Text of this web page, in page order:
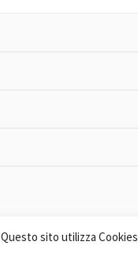
Questo sito utilizza Cookies